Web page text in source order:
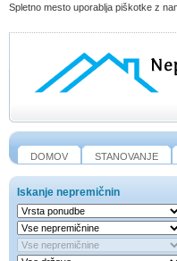
Spletno mesto uporablja piškotke z
DOMOV STANOVANJE
Iskanje nepremičnin